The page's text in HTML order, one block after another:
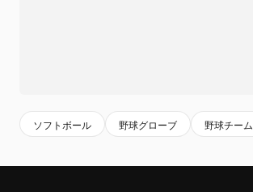
ソフトボール 野球グローブ 野球チーム